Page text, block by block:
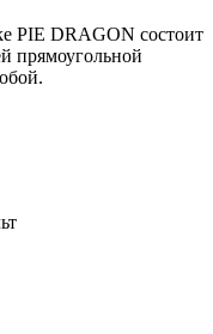
PIE DRAGON состоит
прямоугольной